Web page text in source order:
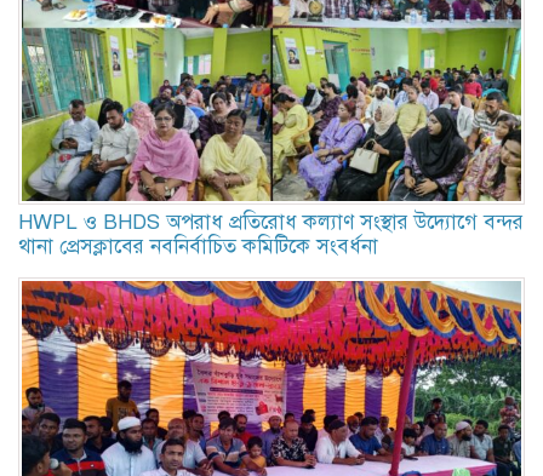
HWPL ও BHDS অপরাধ প্রতিরোধ কল্যাণ সংস্থার উদ্যোগে বন্দর
থানা প্রেসক্লাবের নবনির্বাচিত কমিটিকে সংবর্ধনা